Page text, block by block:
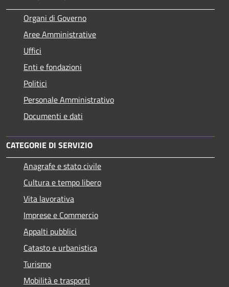
Organi di Governo
Aree Amministrative
Uffici
Enti e fondazioni
Politici
Personale Amministrativo
Documenti e dati
CATEGORIE DI SERVIZIO
Anagrafe e stato civile
Cultura e tempo libero
Vita lavorativa
Imprese e Commercio
Appalti pubblici
Catasto e urbanistica
Turismo
Mobilità e trasporti